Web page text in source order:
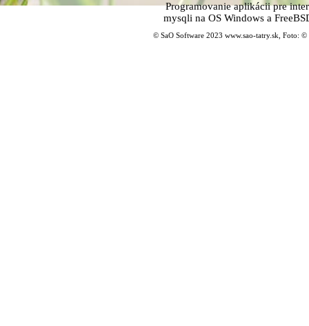
Programovanie aplikácii pre
mysqli na OS Windows a
© SaO Software 2023 www.sao-tatry.sk, Foto: